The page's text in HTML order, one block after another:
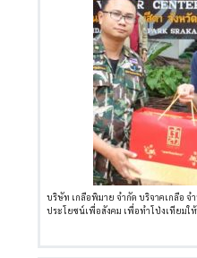
บริษัท เกลือพิมาย จำกัด บริจาคเกลือ
ประโยชน์เพื่อสังคม เพื่อทำโป่งเทียม